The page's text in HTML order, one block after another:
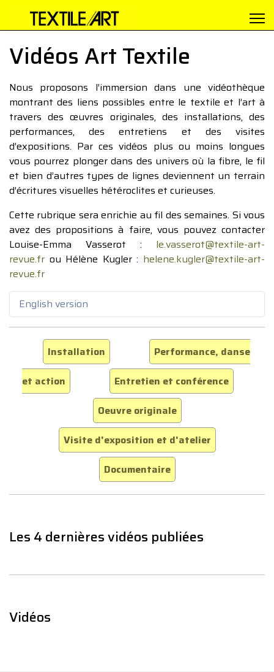
Vidéos Art Textile
Nous proposons l’immersion dans une vidéothèque
montrant des liens possibles entre le textile et l’art à
travers des œuvres originales, des installations, des
performances, des entretiens et des visites
d’expositions. Par ces vidéos plus ou moins longues
vous pourrez plonger dans des univers où la fibre, le fil
et bien d’autres types de lignes deviennent un terrain
d’écritures visuelles hétéroclites et curieuses.
Cette rubrique sera enrichie au fil des semaines. Si vous
avez des propositions à faire, vous pouvez contacter
Louise-Emma Vasserot : le.vasserot@textile-art-
revue.fr ou Hélène Kugler : helene.kugler@textile-art-
revue.fr
English version
Installation
Performance, danse
et action
Entretien et conférence
Oeuvre originale
Visite d'exposition et d'atelier
Documentaire
Les 4 dernières vidéos publiées
Vidéos